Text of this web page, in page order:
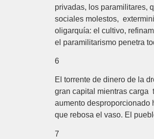
privadas, los paramilitares,
sociales molestos,
oligarquía: el cultivo,
el paramilitarismo penetra
6
El torrente de dinero de la
gran capital mientras carga
aumento desproporcionado
que rebosa el vaso. El
7